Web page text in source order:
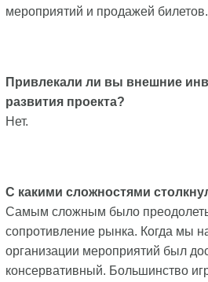
мероприятий и продажей билетов.
Привлекали ли вы внешние
развития проекта?
Нет.
С какими сложностями
Самым сложным было
сопротивление рынка. Когда мы
организации мероприятий был
консервативный. Большинство